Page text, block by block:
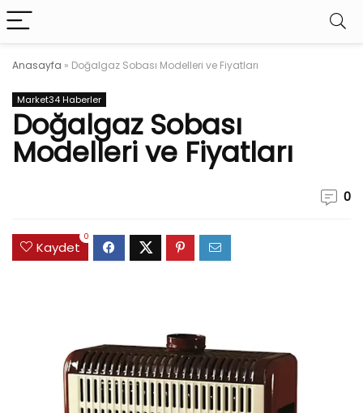
Anasayfa » Doğalgaz Sobası Modelleri ve Fiyatları
Market34 Haberler
Doğalgaz Sobası
Modelleri ve Fiyatları
0
Kaydet
0